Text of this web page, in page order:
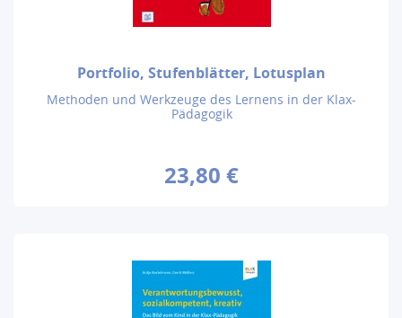
Portfolio, Stufenblätter, Lotusplan
Methoden und Werkzeuge des Lernens in der Klax-
Pädagogik
23,80 €